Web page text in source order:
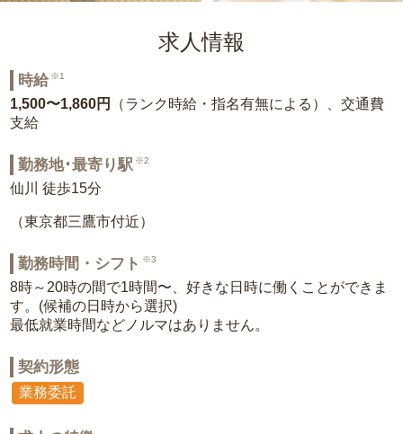
求人情報
時給 ※1
1,500〜1,860円
（ランク時給・指名有無による）、交通費
支給
勤務地･最寄り駅 ※2
仙川 徒歩15分
（東京都三鷹市付近）
勤務時間・シフト ※3
8時～20時の間で1時間〜、好きな日時に働くことができま
す。(候補の日時から選択)
最低就業時間などノルマはありません。
契約形態
業務委託